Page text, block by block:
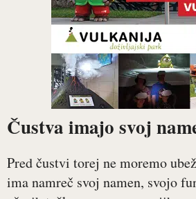
Čustva imajo svoj
Pred čustvi torej ne moremo
ima namreč svoj namen, svojo